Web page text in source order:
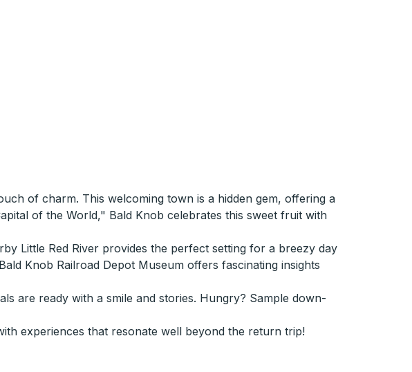
cette gare routière
of charm. This welcoming town is a hidden gem, offering a
of the World," Bald Knob celebrates this sweet fruit with
Little Red River provides the perfect setting for a breezy day
Knob Railroad Depot Museum offers fascinating insights
are ready with a smile and stories. Hungry? Sample down-
experiences that resonate well beyond the return trip!